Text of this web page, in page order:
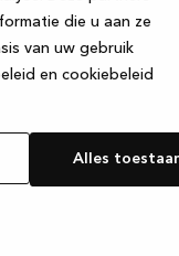
die u aan ze
van uw gebruik
en cookiebeleid
Alles
(see the